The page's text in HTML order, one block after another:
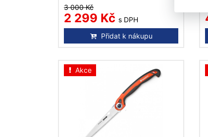
3 000 Kč
2 299 Kč s DPH
Přidat k nákupu
Akce